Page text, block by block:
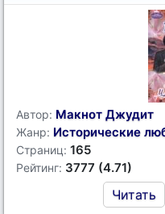
Автор: Макнот Джудит
Жанр: Исторические
Страниц: 165
Рейтинг: 3777 (4.71)
Читать